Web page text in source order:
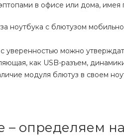
в офисе или дома, имея
ноутбука с блютузом
можно
как USB-разъем,
модуля блютуз в своем
– определяем